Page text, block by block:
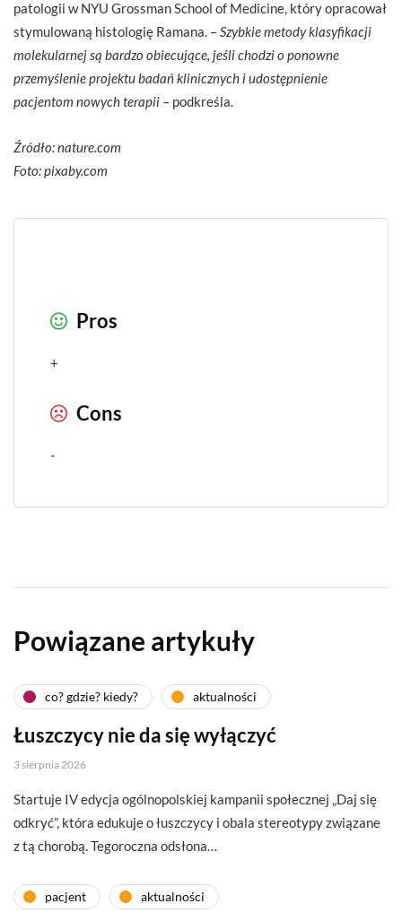
patologii w NYU Grossman School of Medicine, który opracował
stymulowaną histologię Ramana. – Szybkie metody klasyfikacji
molekularnej są bardzo obiecujące, jeśli chodzi o ponowne
przemyślenie projektu badań klinicznych i udostępnienie
pacjentom nowych terapii – podkreśla.
Źródło: nature.com
Foto: pixaby.com
Pros
+
Cons
-
Powiązane artykuły
co? gdzie? kiedy? aktualności
Łuszczycy nie da się wyłączyć
3 sierpnia 2026
Startuje IV edycja ogólnopolskiej kampanii społecznej „Daj się
odkryć”, która edukuje o łuszczycy i obala stereotypy związane
z tą chorobą. Tegoroczna odsłona…
pacjent aktualności